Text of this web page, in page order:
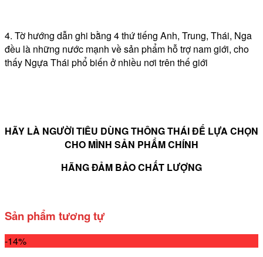
4. Tờ hướng dẫn ghi bằng 4 thứ tiếng Anh, Trung, Thái, Nga
đều là những nước mạnh về sản phẩm hỗ trợ nam giới, cho
thấy Ngựa Thái phổ biến ở nhiều nơi trên thế giới
HÃY LÀ NGƯỜI TIÊU DÙNG THÔNG THÁI ĐỂ LỰA CHỌN
CHO MÌNH SẢN PHẨM CHÍNH
HÃNG ĐẢM BẢO CHẤT LƯỢNG
Sản phẩm tương tự
-14%